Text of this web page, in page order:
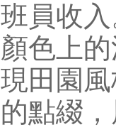
員收
色上
田園
點綴